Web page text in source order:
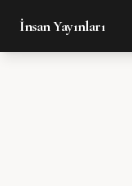
İnsan Yayınları